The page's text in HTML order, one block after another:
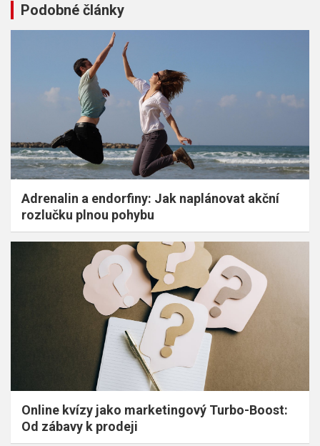
Podobné články
Adrenalin a endorfiny: Jak naplánovat akční
rozlučku plnou pohybu
Online kvízy jako marketingový Turbo-Boost:
Od zábavy k prodeji